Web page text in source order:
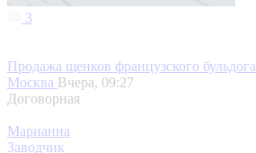
3
Продажа щенков французского бульдога
Москва Вчера, 09:27
Договорная
Марианна
Заводчик